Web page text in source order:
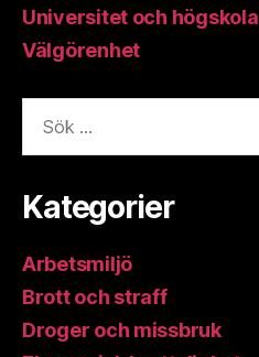
Universitet och högskola
Välgörenhet
efter:
Kategorier
Arbetsmiljö
Brott och straff
Droger och missbruk